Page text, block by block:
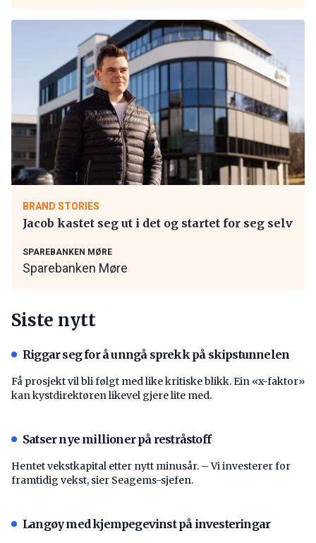
BRAND STORIES
Jacob kastet seg ut i det og startet for seg selv
SPAREBANKEN MØRE
Sparebanken Møre
Siste nytt
Riggar seg for å unngå sprekk på skipstunnelen
Få prosjekt vil bli følgt med like kritiske blikk. Ein «x-faktor»
kan kystdirektøren likevel gjere lite med.
Satser nye millioner på restråstoff
Hentet vekstkapital etter nytt minusår. – Vi investerer for
framtidig vekst, sier Seagems-sjefen.
Langøy med kjempegevinst på investeringar